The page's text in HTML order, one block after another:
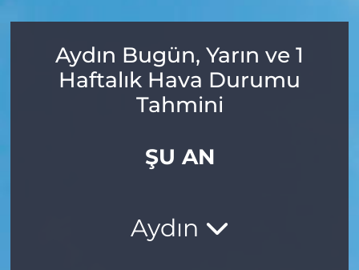
Aydın Bugün, Yarın ve 1
Haftalık Hava Durumu
Tahmini
ŞU AN
Aydın